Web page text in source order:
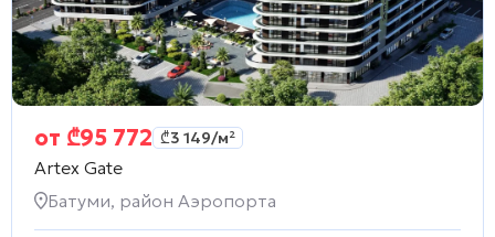
от ₾95 772 ₾3 149/м²
Artex Gate
Батуми, район Аэропорта